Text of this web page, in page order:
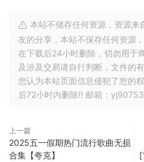
本站不储存任何资源，资源来
友的分享，本站不保存任何资源
在下载后24小时删除，切勿用于
及涉及交易请自行判断，文件的
您认为本站页面信息侵犯了您的
后72小时内删除!! 邮箱：
上一篇
2025五一假期热门流行歌曲无损
合集【夸克】